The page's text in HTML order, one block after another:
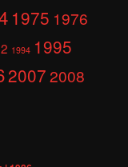
1975 1976
1994 1995
20072008